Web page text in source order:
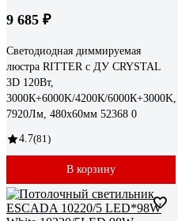
9 685 ₽
Светодиодная диммируемая
люстра RITTER с ДУ CRYSTAL
3D 120Вт,
3000К+6000K/4200К/6000К+3000K,
7920Лм, 480x60мм 52368 0
4.7(81)
В корзину